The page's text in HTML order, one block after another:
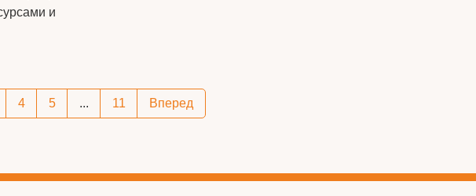
и
4 5 ... 11 Вперед